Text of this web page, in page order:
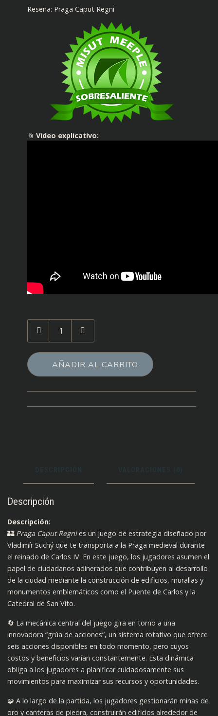
Reseña: Praga Caput Regni
📎 Video explicativo:
Caput
Regni
AÑADIR AL CARRITO
Descripción
Descripción:
🏰 Praga Caput Regnies un juego de estrategia diseñado por
Vladimír Suchý que te transporta a la Praga medieval durante
el reinado de Carlos IV. En este juego, los jugadores asumen el
papel de ciudadanos adinerados que contribuyen al desarrollo
de la ciudad mediante la construcción de edificios, murallas y
monumentos emblemáticos como el Puente de Carlos y la
Catedral de San Vito.
🔄 La mecánica central del juego gira en torno a una
innovadora “grúa de acciones”, un sistema rotativo que ofrece
seis acciones disponibles en todo momento, pero cuyos
costos y beneficios varían constantemente. Esta dinámica
obliga a los jugadores a planificar cuidadosamente sus
movimientos para maximizar sus recursos y oportunidades.
🧩 A lo largo de la partida, los jugadores gestionarán minas de
oro y canteras de piedra, construirán edificios alrededor de